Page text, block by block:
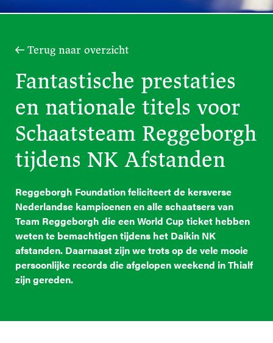
Terug naar overzicht
Fantastische prestaties
en nationale titels voor
Schaatsteam Reggeborgh
tijdens NK Afstanden
Reggeborgh Foundation feliciteert de kersverse
Nederlandse kampioenen en alle schaatsers van
Team Reggeborgh die een World Cup ticket hebben
weten te bemachtigen tijdens het Daikin NK
afstanden. Daarnaast zijn we trots op de vele mooie
persoonlijke records die afgelopen weekend in Thialf
zijn gereden.